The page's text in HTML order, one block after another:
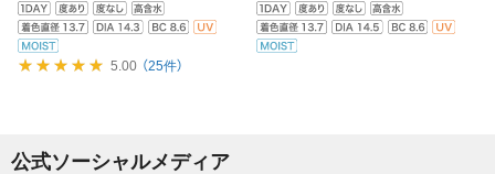
5.00 （25件）
公式ソーシャルメディア